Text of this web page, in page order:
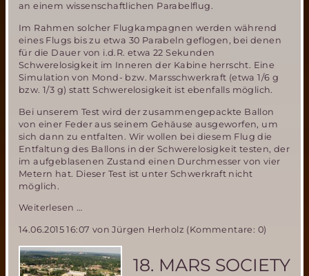
an einem wissenschaftlichen Parabelflug.
Im Rahmen solcher Flugkampagnen werden während
eines Flugs bis zu etwa 30 Parabeln geflogen, bei denen
für die Dauer von i.d.R. etwa 22 Sekunden
Schwerelosigkeit im Inneren der Kabine herrscht. Eine
Simulation von Mond- bzw. Marsschwerkraft (etwa 1/6 g
bzw. 1/3 g) statt Schwerelosigkeit ist ebenfalls möglich.
Bei unserem Test wird der zusammengepackte Ballon
von einer Feder aus seinem Gehäuse ausgeworfen, um
sich dann zu entfalten. Wir wollen bei diesem Flug die
Entfaltung des Ballons in der Schwerelosigkeit testen, der
im aufgeblasenen Zustand einen Durchmesser von vier
Metern hat. Dieser Test ist unter Schwerkraft nicht
möglich.
Weiterlesen …
Parabelflug
der
Miriam2-
Ballonerprobung
14.06.2015 16:07 von Jürgen Herholz (Kommentare: 0)
18. MARS SOCIETY